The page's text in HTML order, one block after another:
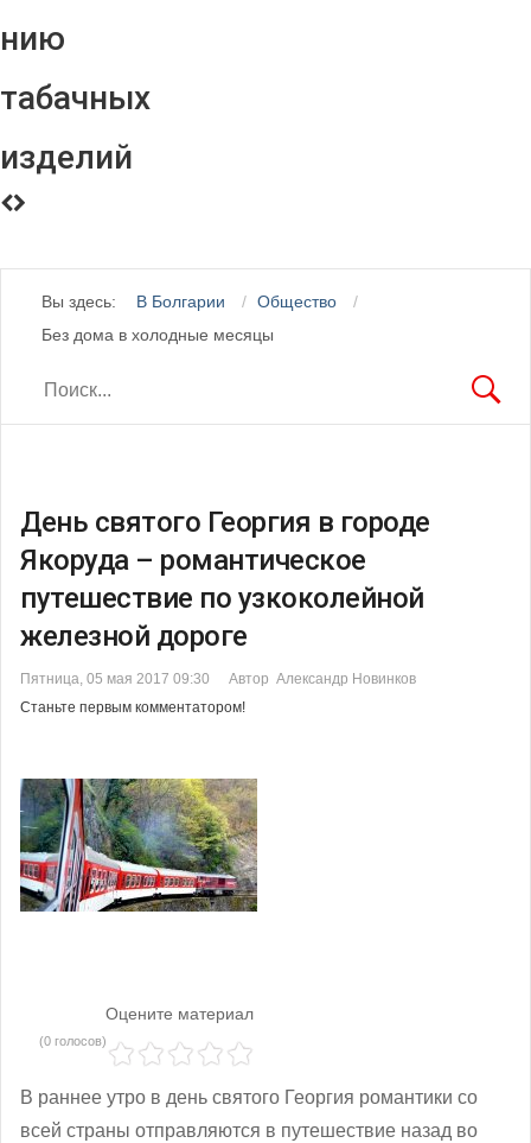
нию
табачных
изделий
Вы здесь: В Болгарии
Общество
Без дома в холодные месяцы
День святого Георгия в городе
Якоруда – романтическое
путешествие по узкоколейной
железной дороге
Пятница, 05 мая 2017 09:30
Автор Александр Новинков
Станьте первым комментатором!
Оцените материал
(0 голосов)
В раннее утро в день святого Георгия романтики со
всей страны отправляются в путешествие назад во